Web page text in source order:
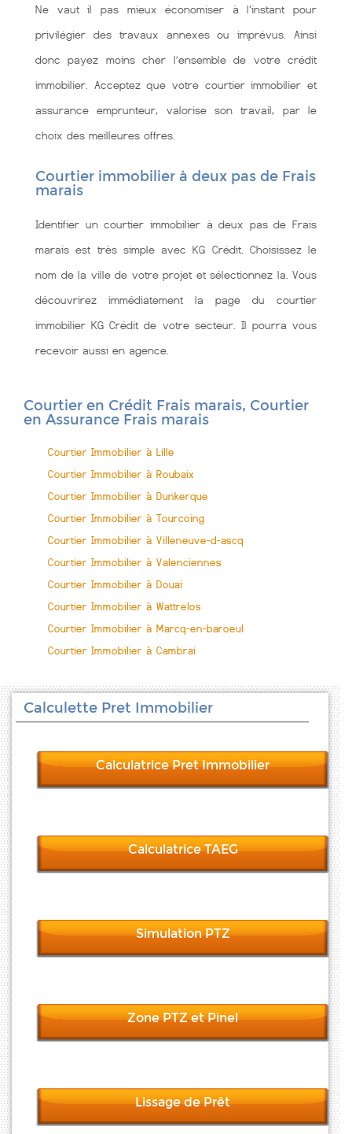
Ne vaut il pas mieux économiser à l'instant pour
privilégier des travaux annexes ou imprévus. Ainsi
donc payez moins cher l’ensemble de votre crédit
immobilier. Acceptez que votre courtier immobilier et
assurance emprunteur, valorise son travail, par le
choix des meilleures offres.
Courtier immobilier à deux pas de Frais
marais
Identifier un courtier immobilier à deux pas de Frais
marais est très simple avec KG Crédit. Choisissez le
nom de la ville de votre projet et sélectionnez la. Vous
découvrirez immédiatement la page du courtier
immobilier KG Crédit de votre secteur. Il pourra vous
recevoir aussi en agence.
Courtier en Crédit Frais marais, Courtier
en Assurance Frais marais
Courtier Immobilier à Lille
Courtier Immobilier à Roubaix
Courtier Immobilier à Dunkerque
Courtier Immobilier à Tourcoing
Courtier Immobilier à Villeneuve-d-ascq
Courtier Immobilier à Valenciennes
Courtier Immobilier à Douai
Courtier Immobilier à Wattrelos
Courtier Immobilier à Marcq-en-baroeul
Courtier Immobilier à Cambrai
Calculette Pret Immobilier
Calculatrice Pret Immobilier
Calculatrice TAEG
Simulation PTZ
Zone PTZ et Pinel
Lissage de Prêt